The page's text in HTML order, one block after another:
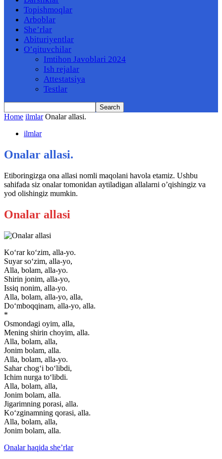
Topishmoqlar
Arboblar
She’rlar
Abituriyentlar
O’qituvchilar
Imtihon Javoblari 2024
Ish rejalar
Attestatsiya
Testlar
Home ilmlar Onalar allasi.
ilmlar
Onalar allasi.
Etiboringizga ona allasi nomli maqolani havola etamiz. Ushbu
sahifada siz onalar tomonidan aytiladigan allalarni o’qishingiz va
yod olishingiz mumkin.
Onalar allasi
Ko‘rar ko‘zim, alla-yo.
Suyar so‘zim, alla-yo,
Alla, bolam, alla-yo.
Shirin jonim, alla-yo,
Issiq nonim, alla-yo.
Alla, bolam, alla-yo, alla,
Do‘mboqqinam, alla-yo, alla.
*
Osmondagi oyim, alla,
Mening shirin choyim, alla.
Alla, bolam, alla,
Jonim bolam, alla.
Alla, bolam, alla-yo.
Sahar chog‘i bo‘libdi,
Ichim nurga to‘libdi.
Alla, bolam, alla,
Jonim bolam, alla.
Jigarimning porasi, alla.
Ko‘zginamning qorasi, alla.
Alla, bolam, alla,
Jonim bolam, alla.
Onalar haqida she’rlar